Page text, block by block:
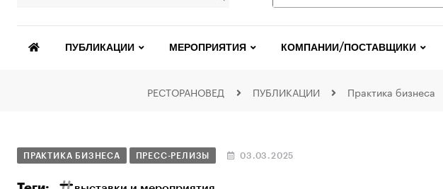
ПУБЛИКАЦИИ МЕРОПРИЯТИЯ КОМПАНИИ/ПОСТАВЩИКИ
РЕСТОРАНОВЕД ПУБЛИКАЦИИ Практика бизнеса
ПРАКТИКА БИЗНЕСА ПРЕСС-РЕЛИЗЫ 03.03.2025